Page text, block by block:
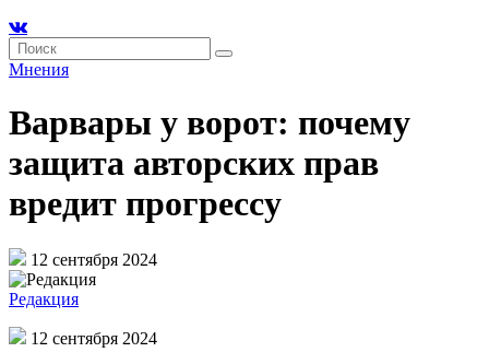
Мнения
Варвары у ворот: почему
защита авторских прав
вредит прогрессу
12 сентября 2024
Редакция
12 сентября 2024